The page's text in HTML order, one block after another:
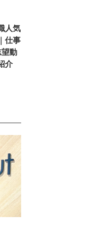
人気
仕事
望動
介